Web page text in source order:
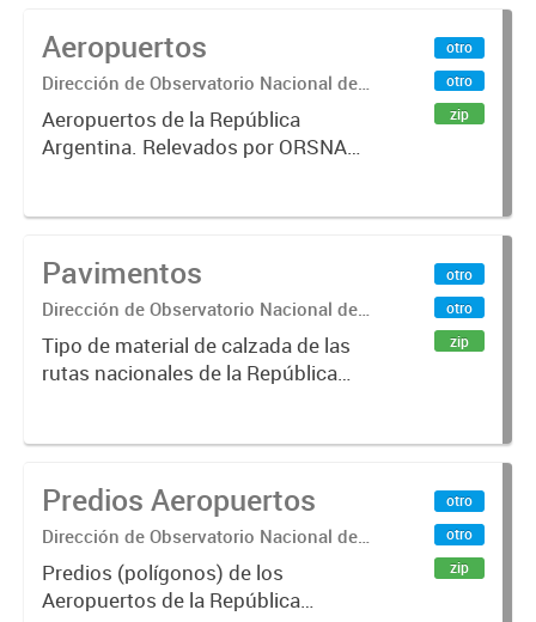
01/01/2013 hasta 30/06/2019 para
líneas de transporte urbano...
Aeropuertos
Dirección de Observatorio Nacional de
Transporte
Aeropuertos de la República
Argentina. Relevados por ORSNA
actualización: Abril 2017.
otro
otro
zip
Pavimentos
Dirección de Observatorio Nacional de
Transporte
Tipo de material de calzada de las
rutas nacionales de la República
2019.
otro
otro
zip
Predios Aeropuertos
Dirección de Observatorio Nacional de
Transporte
Predios (polígonos) de los
Aeropuertos de la República
otro
otro
zip